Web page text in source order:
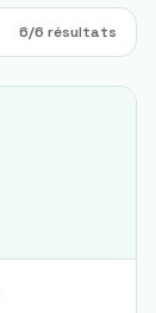
6/6 résultats